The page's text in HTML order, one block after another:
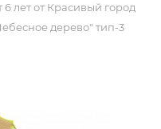
лет от Красивый город
дерево" тип-3